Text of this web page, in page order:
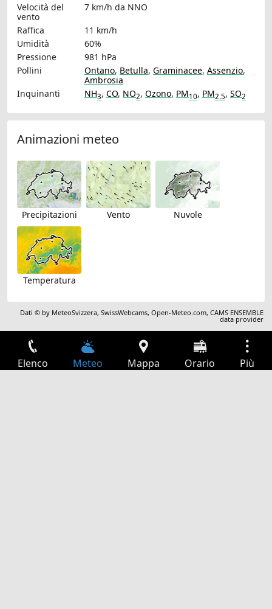
Velocità del
vento
7 km/h da NNO
Raffica
11 km/h
Umidità
60%
Pressione
981 hPa
Pollini
Ontano, Betulla, Graminacee, Assenzio,
Ambrosia
Inquinanti
NH3, CO, NO2, Ozono, PM10, PM2.5, SO2
Animazioni meteo
Precipitazioni Vento Nuvole
Temperatura
Dati © by MeteoSvizzera,SwissWebcams,Open-Meteo.com,CAMS ENSEMBLE
data provider
Elenco Meteo Mappa Orario Più